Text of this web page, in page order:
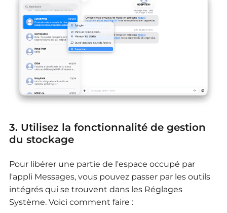
3. Utilisez la fonctionnalité de gestion
du stockage
Pour libérer une partie de l'espace occupé par
l'appli Messages, vous pouvez passer par les outils
intégrés qui se trouvent dans les Réglages
Système. Voici comment faire :